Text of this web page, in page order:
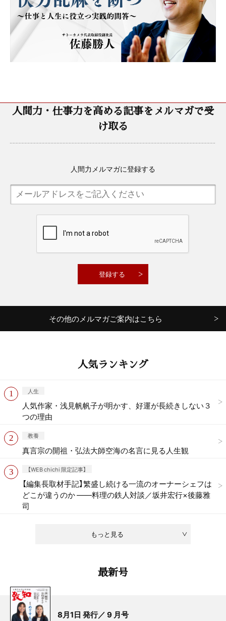
人間力・仕事力を高める記事をメルマガで受
け取る
人間力メルマガに登録する
その他のメルマガご案内はこちら
人気ランキング
もっと見る
人生
人気作家・浅見帆帆子が明かす、好運が長続きしない３
つの理由
教養
真言宗の開祖・弘法大師空海の名言に見る人生観
【WEB chichi 限定記事】
【編集長取材手記】繁盛し続ける一流のオーナーシェフは
どこが違うのか ——料理の鉄人対談／坂井宏行×後藤雅
司
最新号
8月1日 発行／ 9 月号